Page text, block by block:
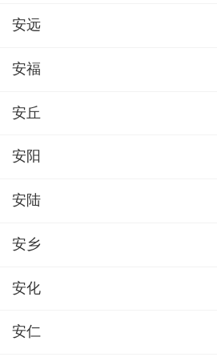
安远
安福
安丘
安阳
安陆
安乡
安化
安仁